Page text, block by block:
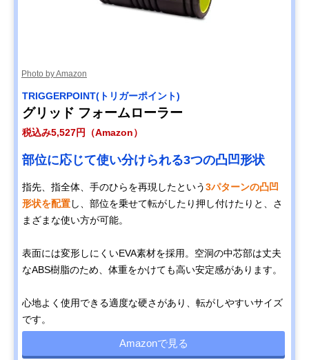
Photo by Amazon
TRIGGERPOINT(トリガーポイント)
グリッド フォームローラー
税込み5,527円（Amazon）
部位に応じて使い分けられる3つの凸凹形状
指先、指全体、手のひらを再現したという3パターンの凸凹
形状を配置し、部位を乗せて転がしたり押し付けたりと、さ
まざまな使い方が可能。
表面には変形しにくいEVA素材を採用。空洞の中芯部は丈夫
なABS樹脂のため、体重をかけても高い安定感があります。
心地よく使用できる適度な硬さがあり、転がしやすいサイズ
です。
Amazonで見る